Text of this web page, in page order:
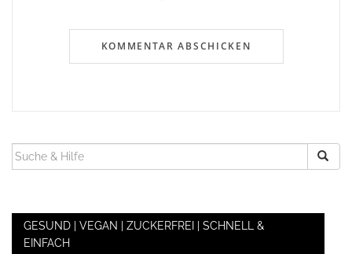
SUCHEN
NACH:
GESUND | VEGAN | ZUCKERFREI | SCHNELL &
EINFACH